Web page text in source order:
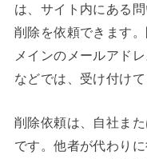
は、サイト内にある
削除を依頼できます
メインのメールアド
などでは、受け付け
削除依頼は、自社ま
です。他者が代わり